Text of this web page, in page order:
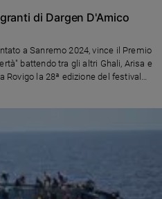
di Dargen D'Amico
a Sanremo 2024, vince il Premio
Arisa e
Rovigo la 28ª edizione del festival